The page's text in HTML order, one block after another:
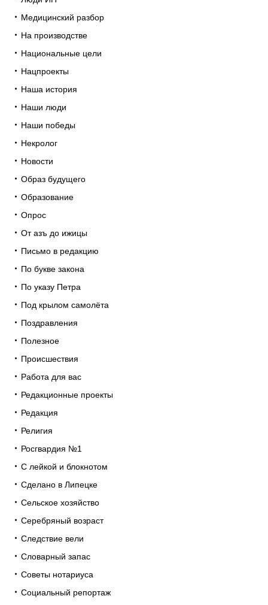
Медицинский разбор
На производстве
Национальные цели
Нацпроекты
Наша история
Наши люди
Наши победы
Некролог
Новости
Образ будущего
Образование
Опрос
От азъ до ижицы
Письмо в редакцию
По букве закона
По указу Петра
Под крылом самолёта
Поздравления
Полезное
Происшествия
Работа для вас
Редакционные проекты
Редакция
Религия
Росгвардия №1
С лейкой и блокнотом
Сделано в Липецке
Сельское хозяйство
Серебряный возраст
Следствие вели
Словарный запас
Советы нотариуса
Социальный репортаж